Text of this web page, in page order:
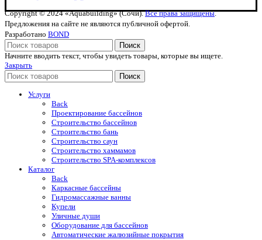
Copyright © 2024 «Aquabuilding» (Сочи).Все права защищены.
Предложения на сайте не являются публичной офертой.
Разработано BOND
Поиск
Начните вводить текст, чтобы увидеть товары, которые вы ищете.
Закрыть
Поиск
Услуги
Back
Проектирование бассейнов
Строительство бассейнов
Строительство бань
Строительство саун
Строительство хаммамов
Строительство SPA-комплексов
Каталог
Back
Каркасные бассейны
Гидромассажные ванны
Купели
Уличные души
Оборудование для бассейнов
Автоматические жалюзийные покрытия